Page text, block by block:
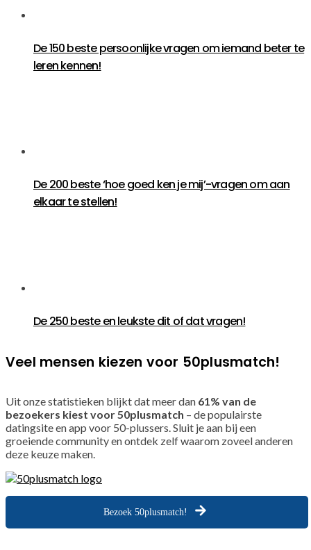
De 150 beste persoonlijke vragen om iemand beter te
leren kennen!
De 200 beste ‘hoe goed ken je mij’-vragen om aan
elkaar te stellen!
De 250 beste en leukste dit of dat vragen!
Veel mensen kiezen voor 50plusmatch!
Uit onze statistieken blijkt dat meer dan 61% van de
bezoekers kiest voor 50plusmatch – de populairste
datingsite en app voor 50-plussers. Sluit je aan bij een
groeiende community en ontdek zelf waarom zoveel anderen
deze keuze maken.
Bezoek 50plusmatch!